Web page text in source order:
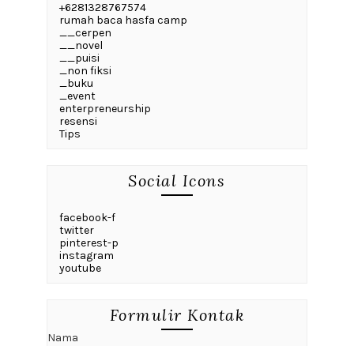
+6281328767574
rumah baca hasfa camp
__cerpen
__novel
__puisi
_non fiksi
_buku
_event
enterpreneurship
resensi
Tips
Social Icons
facebook-f
twitter
pinterest-p
instagram
youtube
Formulir Kontak
Nama